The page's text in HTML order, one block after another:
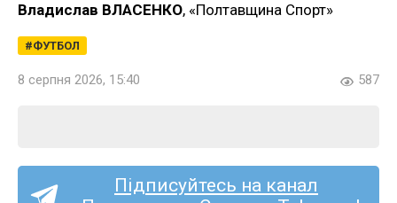
Владислав ВЛАСЕНКО, «Полтавщина Спорт»
ФУТБОЛ
8 серпня 2026, 15:40 587
Підписуйтесь на канал